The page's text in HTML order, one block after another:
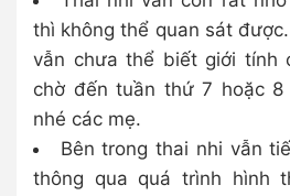
thì không thể quan sát
vẫn chưa thể biết giới tính
chờ đến tuần thứ 7 hoặc
nhé các mẹ.
Bên trong thai nhi vẫn
thông qua quá trình hình